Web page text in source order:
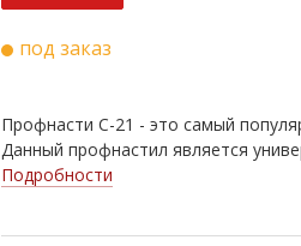
под заказ
Профнасти С-21 - это самый
Данный профнастил является
Подробности